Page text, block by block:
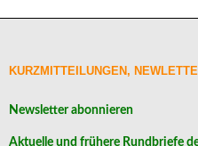
KURZMITTEILUNGEN,
Newsletter abonnieren
Aktuelle und frühere Rundbriefe